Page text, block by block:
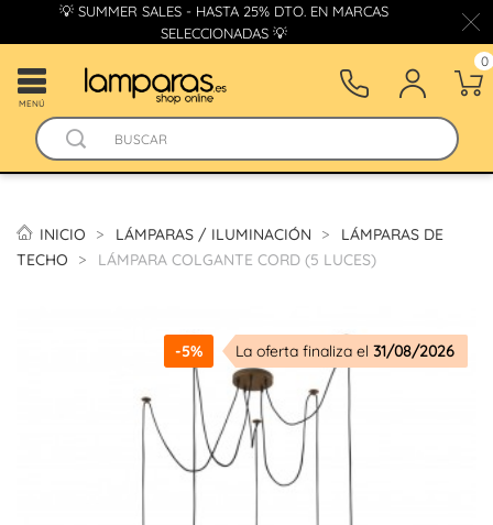
💡 SUMMER SALES - HASTA 25% DTO. EN MARCAS
SELECCIONADAS 💡
MENÚ
0
INICIO LÁMPARAS / ILUMINACIÓN
LÁMPARAS DE
TECHO
LÁMPARA COLGANTE CORD (5 LUCES)
-5% La oferta finaliza el 31/08/2026